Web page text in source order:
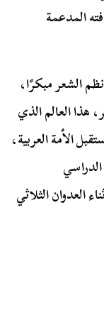
المدعمة
الشعر مبكرًا،
هذا العالم الذي
الأمة العربية،
العدوان الثلاثي